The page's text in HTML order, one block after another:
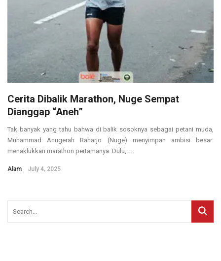
Cerita Dibalik Marathon, Nuge Sempat
Dianggap “Aneh”
Tak banyak yang tahu bahwa di balik sosoknya sebagai petani muda,
Muhammad Anugerah Raharjo (Nuge) menyimpan ambisi besar:
menaklukkan marathon pertamanya. Dulu, ...
Alam July 4, 2025